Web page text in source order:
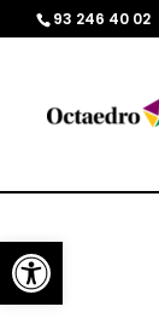
Abrir barra de
93 246 40 02